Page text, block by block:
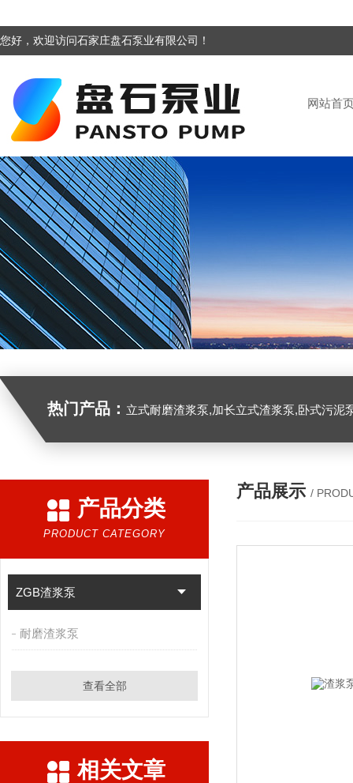
您好，欢迎访问石家庄盘石泵业有限公司！
网站首
热门产品： 立式耐磨渣浆泵,加长立式渣浆泵,卧式污泥
产品分类
PRODUCT CATEGORY
ZGB渣浆泵
耐磨渣浆泵
查看全部
相关文章
产品展示 /